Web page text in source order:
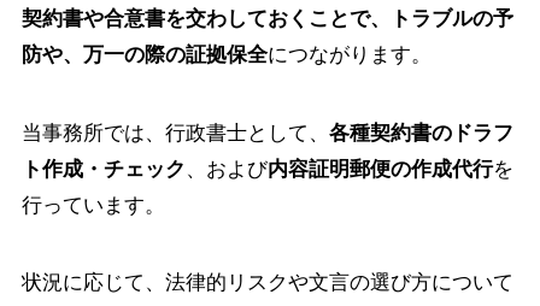
契約書や合意書を交わしておくことで、トラブルの予
防や、万一の際の証拠保全につながります。
当事務所では、行政書士として、 各種契約書のドラフ
ト作成・チェック 、および内容証明郵便の作成代行を
行っています。
状況に応じて、法律的リスクや文言の選び方について